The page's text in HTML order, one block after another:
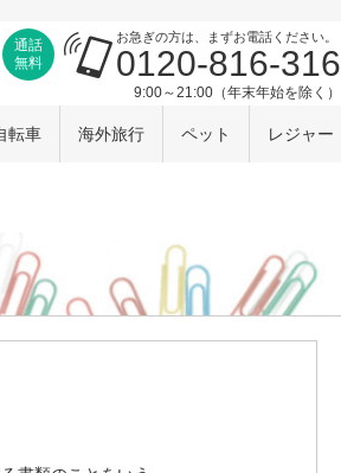
通話
無料
お急ぎの方は、まずお電話ください。
0120-816-316
9:00～21:00（年末年始を除く）
転車 海外旅行 ペット レジャー